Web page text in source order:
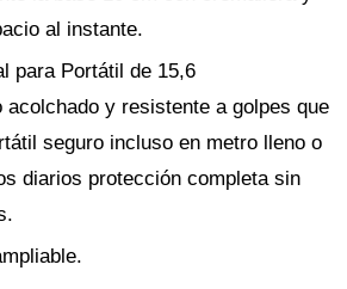
al instante.
para Portátil de 15,6
acolchado y resistente a golpes que
seguro incluso en metro lleno o
diarios protección completa sin